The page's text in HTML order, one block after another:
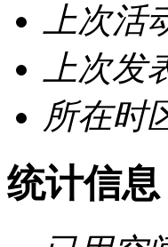
上次活
上次发
所在时
统计信息